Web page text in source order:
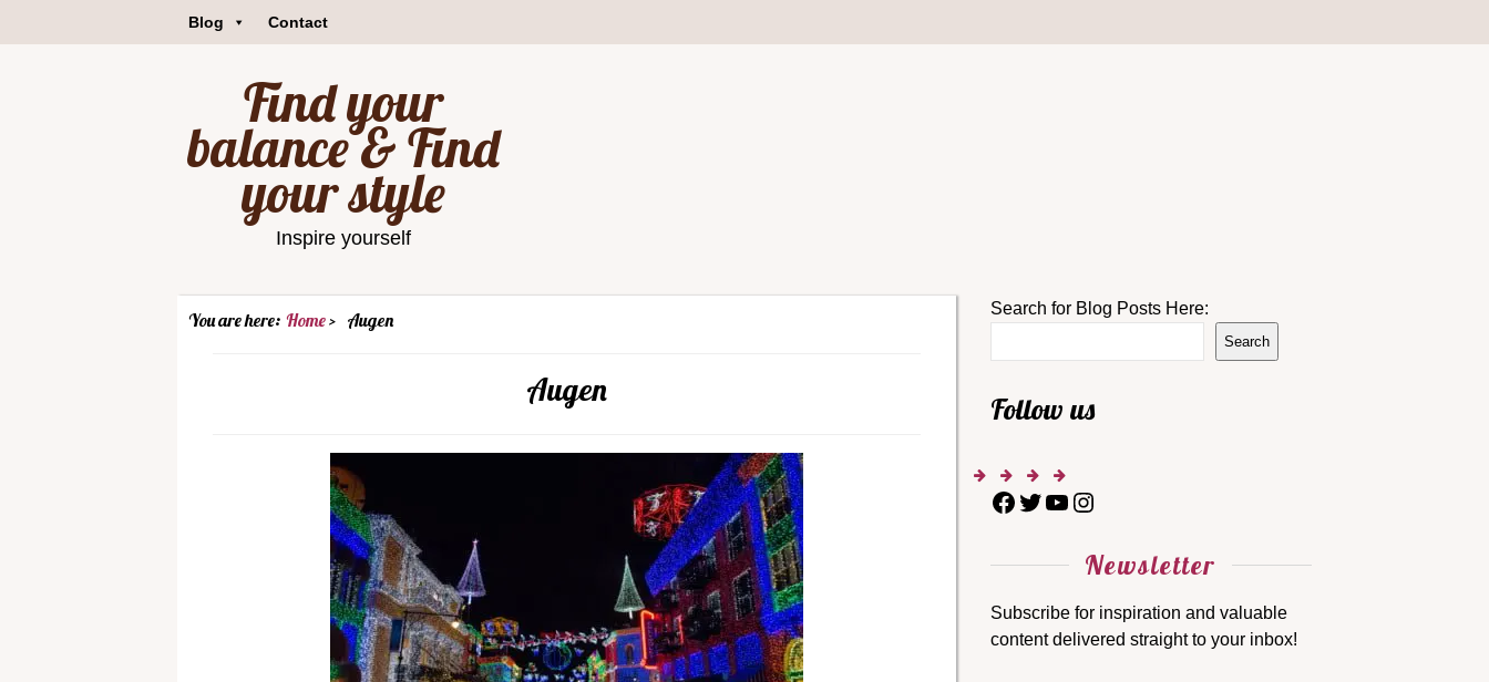
Blog Contact
Find your
balance & Find
your style
Inspire yourself
You are here: Home Augen
Augen
Search for Blog Posts Here:
Search
Follow us
Newsletter
Subscribe for inspiration and valuable
content delivered straight to your inbox!